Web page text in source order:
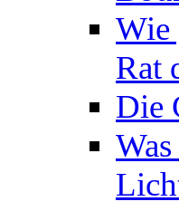
Wie
Rat
Die